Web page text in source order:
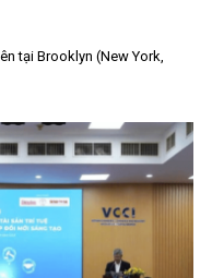
tại Brooklyn (New York,